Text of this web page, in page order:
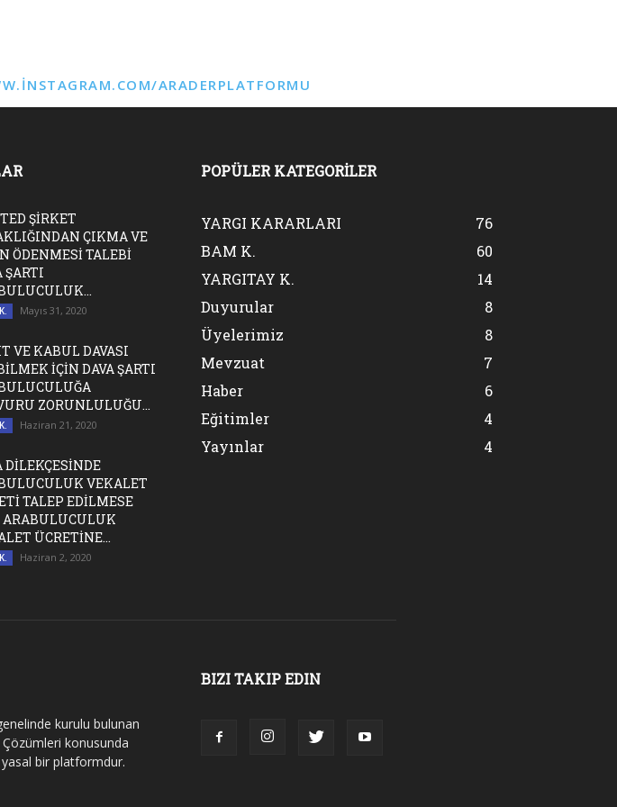
ARADERPLATFORMU
tarihine kadar ertelenmiştir. Mevcut organların görev, yetki ve sorumlulukları erteleme süresi
ŞİRKET
ÇIKMA VE
ÖDENMESİ TALEBİ
ŞARTI
Mayıs 31, 2020
VE KABUL DAVASI
İÇİN DAVA ŞARTI
ZORUNLULUĞU...
Haziran 21, 2020
DİLEKÇESİNDE
VEKALET
TALEP EDİLMESE
ARABULUCULUK
ÜCRETİNE...
Haziran 2, 2020
POPÜLER KATEGORİLER
YARGI KARARLARI
76
BAM K.
60
YARGITAY K.
14
Duyurular
8
Üyelerimiz
8
Mevzuat
7
Haber
6
Eğitimler
4
Yayınlar
4
kurulu bulunan
konusunda
bir platformdur.
BIZI TAKIP EDIN